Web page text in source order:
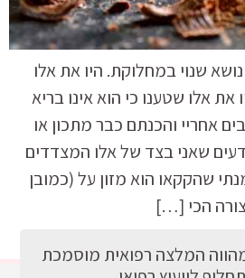
שנוי במחלוקת. היו את אלו
את אלו שטענו כי הוא אינו בריא
אחריי והכנתם כבר מתכון או
שאני בצד של אלו המצדדים
שהקקאו הוא מזון על (כמובן
הכי […]
המלצה רפואית מוסמכת